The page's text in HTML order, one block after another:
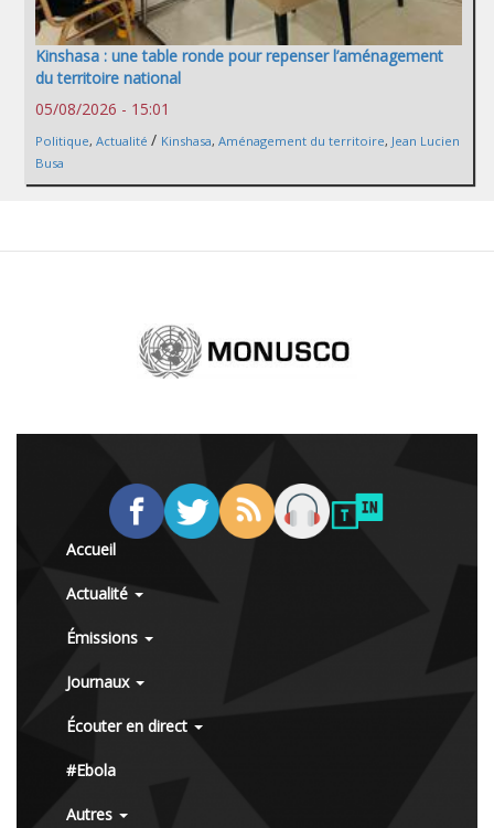
Kinshasa : une table ronde pour repenser l’aménagement
du territoire national
05/08/2026 - 15:01
Politique, Actualité / Kinshasa, Aménagement du territoire, Jean Lucien
Busa
Accueil
Actualité
Émissions
Journaux
Écouter en direct
#Ebola
Autres